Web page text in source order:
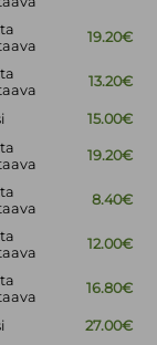
19.20€
13.20€
15.00€
19.20€
8.40€
12.00€
16.80€
27.00€